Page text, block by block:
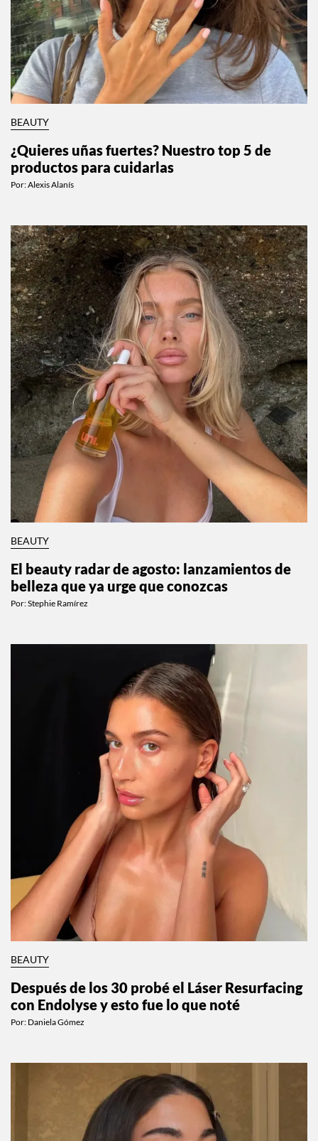
BEAUTY
¿Quieres uñas fuertes? Nuestro top 5 de
productos para cuidarlas
Por:Alexis Alanís
BEAUTY
El beauty radar de agosto: lanzamientos de
belleza que ya urge que conozcas
Por:Stephie Ramírez
BEAUTY
Después de los 30 probé el Láser Resurfacing
con Endolyse y esto fue lo que noté
Por: Daniela Gómez